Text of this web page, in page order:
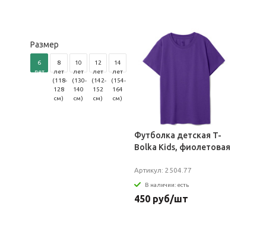
Размер
6
лет
8
лет
(118-
128
см)
10
лет
(130-
140
см)
12
лет
(142-
152
см)
14
лет
(154-
164
см)
Футболка детская T-
Bolka Kids, фиолетовая
Артикул: 2504.77
В наличии: есть
450 руб/шт